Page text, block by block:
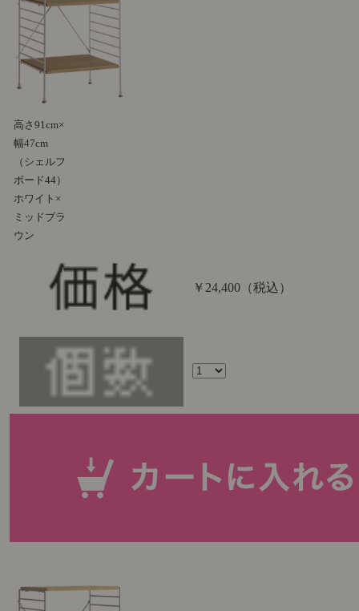
高さ91cm×
幅47cm
（シェルフ
ボード44）
ホワイト×
ミッドブラ
ウン
￥24,400 （税込）